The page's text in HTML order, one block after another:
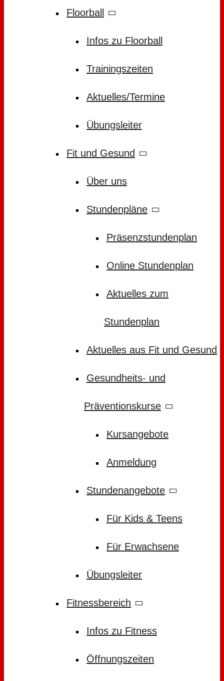
Floorball
Infos zu Floorball
Trainingszeiten
Aktuelles/Termine
Übungsleiter
Fit und Gesund
Über uns
Stundenpläne
Präsenzstundenplan
Online Stundenplan
Aktuelles zum
Stundenplan
Aktuelles aus Fit und Gesund
Gesundheits- und
Präventionskurse
Kursangebote
Anmeldung
Stundenangebote
Für Kids & Teens
Für Erwachsene
Übungsleiter
Fitnessbereich
Infos zu Fitness
Öffnungszeiten